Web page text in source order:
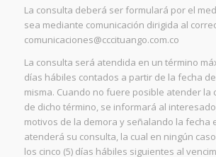
La consulta deberá ser formulará por el
sea mediante comunicación dirigida al
comunicaciones@cccituango.com.co
La consulta será atendida en un término
días hábiles contados a partir de la fecha
misma. Cuando no fuere posible atender la
de dicho término, se informará al
motivos de la demora y señalando la fecha
atenderá su consulta, la cual en ningún
los cinco (5) días hábiles siguientes al